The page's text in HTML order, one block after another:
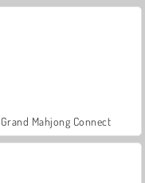
Grand Mahjong Connect